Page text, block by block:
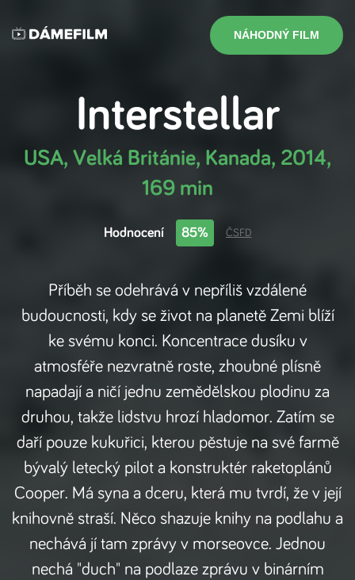
NÁHODNÝ FILM
Interstellar
USA, Velká Británie, Kanada, 2014,
169 min
Hodnocení 85% ČSFD
Příběh se odehrává v nepříliš vzdálené
budoucnosti, kdy se život na planetě Zemi blíží
ke svému konci. Koncentrace dusíku v
atmosféře nezvratně roste, zhoubné plísně
napadají a ničí jednu zemědělskou plodinu za
druhou, takže lidstvu hrozí hladomor. Zatím se
daří pouze kukuřici, kterou pěstuje na své farmě
bývalý letecký pilot a konstruktér raketoplánů
Cooper. Má syna a dceru, která mu tvrdí, že v její
knihovně straší. Něco shazuje knihy na podlahu a
nechává jí tam zprávy v morseovce. Jednou
nechá "duch" na podlaze zprávu v binárním